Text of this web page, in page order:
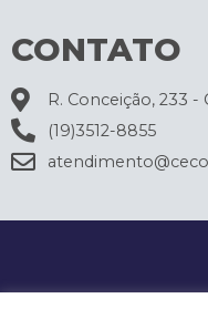
CONTATO
R. Conceição, 233
(19)3512-8855